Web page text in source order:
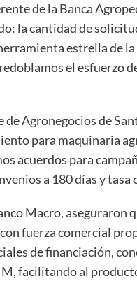
de la Banca
la cantidad de
estrella de
el esfuerzo
Agronegocios de
para maquinaria
acuerdos para
a 180 días y tasa
Macro,
fuerza comercial
de financiación,
facilitando al